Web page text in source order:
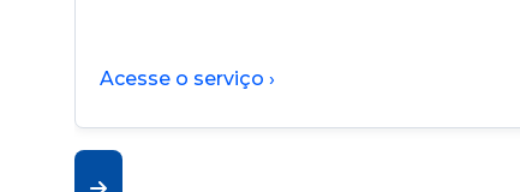
Acesse o serviço ›